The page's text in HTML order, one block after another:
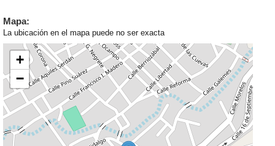
Mapa:
La ubicación en el mapa puede no ser exacta
+
−